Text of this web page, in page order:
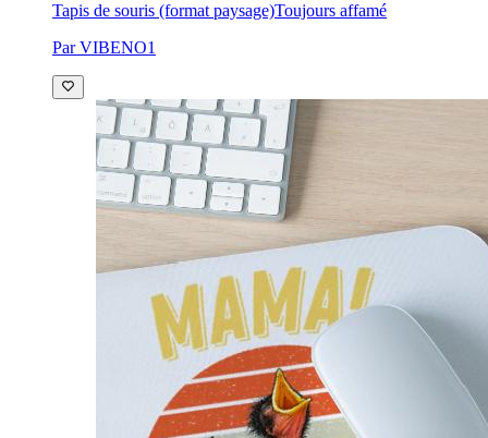
Tapis de souris (format paysage)Toujours affamé
Par VIBENO1